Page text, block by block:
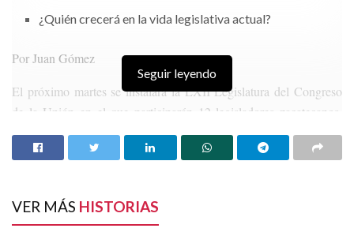
¿Quién crecerá en la vida legislativa actual?
Por Juan Gómez
El próximo martes se instalará la LXII Legislatura del Congreso
de la Unión en el que participarán 12 legisladores zacatecanos,
quienes participarán en los trabajos legislativos de actualización de
leyes y aprobación del presupuesto de Egresos 2013.
HISTORIAS
Seguir leyendo
VER MÁS HISTORIAS